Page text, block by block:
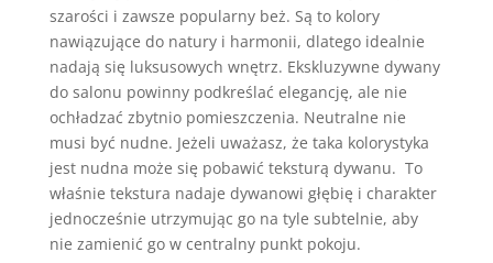
szarości i zawsze popularny beż. Są to kolory
nawiązujące do natury i harmonii, dlatego idealnie
nadają się luksusowych wnętrz. Ekskluzywne dywany
do salonu powinny podkreślać elegancję, ale nie
ochładzać zbytnio pomieszczenia. Neutralne nie
musi być nudne. Jeżeli uważasz, że taka kolorystyka
jest nudna może się pobawić teksturą dywanu. To
właśnie tekstura nadaje dywanowi głębię i charakter
jednocześnie utrzymując go na tyle subtelnie, aby
nie zamienić go w centralny punkt pokoju.